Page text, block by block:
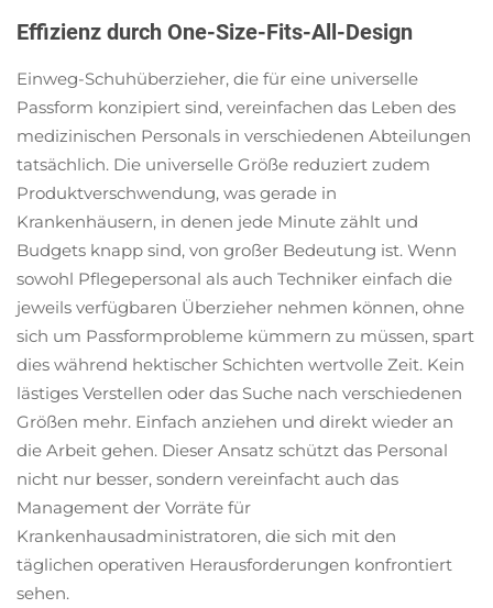
Effizienz durch One-Size-Fits-All-Design
Einweg-Schuhüberzieher, die für eine universelle
Passform konzipiert sind, vereinfachen das Leben des
medizinischen Personals in verschiedenen Abteilungen
tatsächlich. Die universelle Größe reduziert zudem
Produktverschwendung, was gerade in
Krankenhäusern, in denen jede Minute zählt und
Budgets knapp sind, von großer Bedeutung ist. Wenn
sowohl Pflegepersonal als auch Techniker einfach die
jeweils verfügbaren Überzieher nehmen können, ohne
sich um Passformprobleme kümmern zu müssen, spart
dies während hektischer Schichten wertvolle Zeit. Kein
lästiges Verstellen oder das Suche nach verschiedenen
Größen mehr. Einfach anziehen und direkt wieder an
die Arbeit gehen. Dieser Ansatz schützt das Personal
nicht nur besser, sondern vereinfacht auch das
Management der Vorräte für
Krankenhausadministratoren, die sich mit den
täglichen operativen Herausforderungen konfrontiert
sehen.